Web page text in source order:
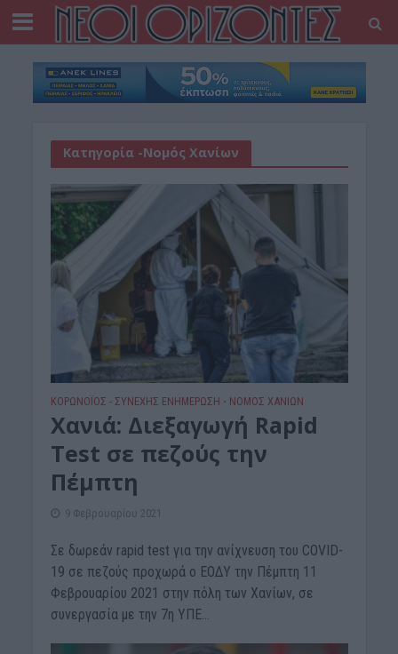
Κατηγορία -Νομός Χανίων
ΚΟΡΩΝΟΪΟΣ - ΣΥΝΕΧΗΣ ΕΝΗΜΕΡΩΣΗ • ΝΟΜΌΣ ΧΑΝΊΩΝ
Χανιά: Διεξαγωγή Rapid
Test σε πεζούς την
Πέμπτη
9 Φεβρουαρίου 2021
Σε δωρεάν rapid test για την ανίχνευση του COVID-
19 σε πεζούς προχωρά ο ΕΟΔΥ την Πέμπτη 11
Φεβρουαρίου 2021 στην πόλη των Χανίων, σε
συνεργασία με την 7η ΥΠΕ...